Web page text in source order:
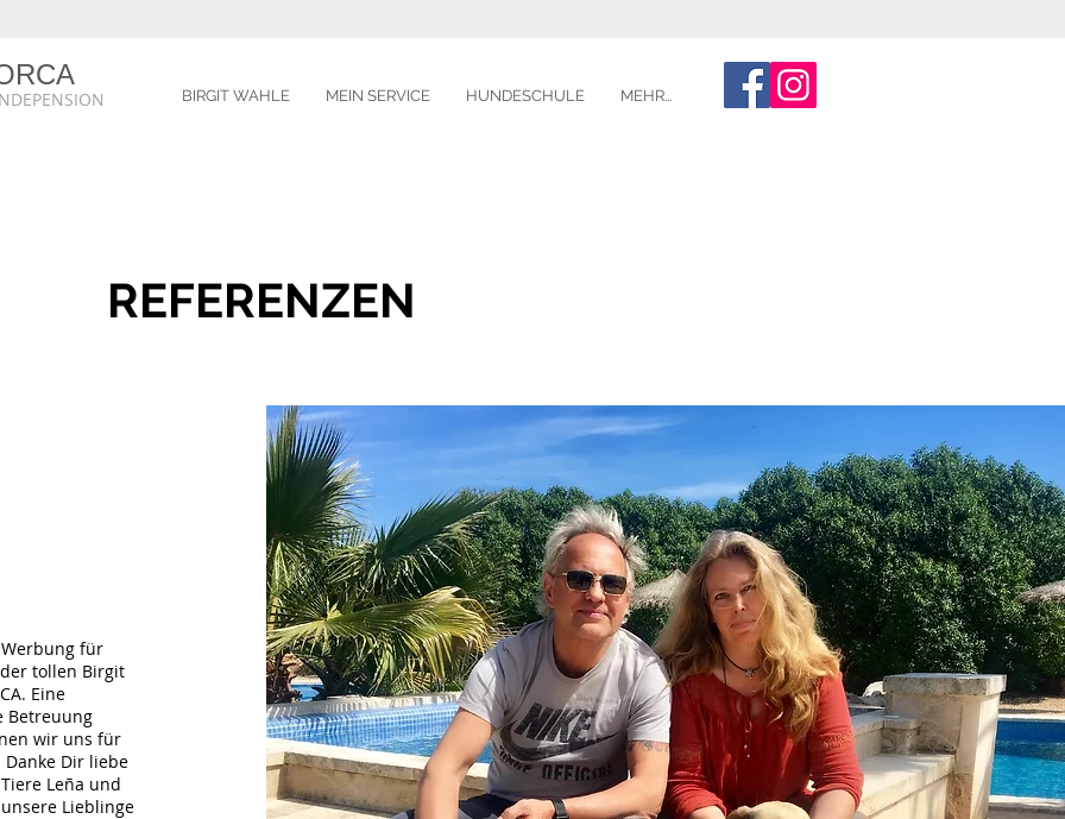
BIRGIT WAHLE MEIN SERVICE HUNDESCHULE MEHR...
REFERENZEN
für
tollen Birgit
Eine
Betreuung
wir uns für
Dir liebe
Leña und
Lieblinge